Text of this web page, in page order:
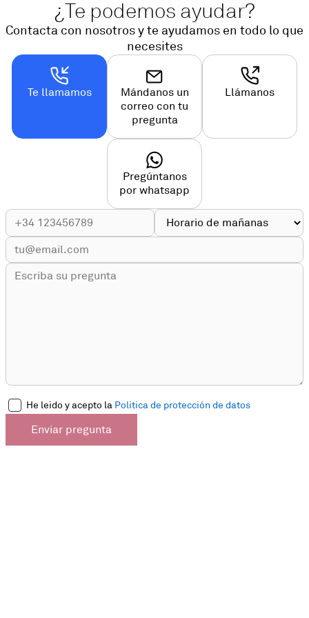
¿Te podemos ayudar?
Contacta con nosotros y te ayudamos en todo lo que
necesites
Te llamamos
Mándanos un
correo con tu
pregunta
Llámanos
Pregúntanos
por whatsapp
He leido y acepto la Politica de protección de datos
Enviar pregunta